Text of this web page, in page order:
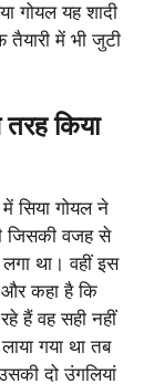
गोयल यह शादी
तैयारी में भी जुटी
तरह किया
सिया गोयल ने
जिसकी वजह से
था। वहीं इस
और कहा है कि
हैं वह सही नहीं
गया था तब
दो उंगलियां